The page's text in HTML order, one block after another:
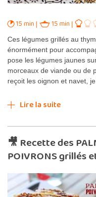
15 min 15 min
Ces légumes grillés au
énormément pour
pose les légumes jaunes
morceaux de viande ou de
reçoit les oignon et navet,
Lire la suite
🎥 Recette des
POIVRONS grillés